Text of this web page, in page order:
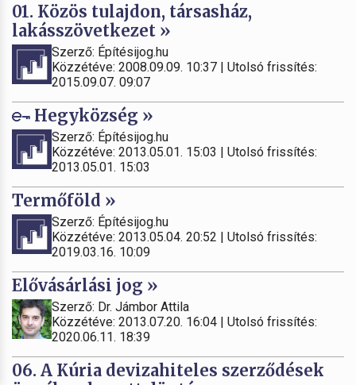
01. Közös tulajdon, társasház,
lakásszövetkezet »
Szerző: Építésijog.hu
Közzétéve: 2008.09.09. 10:37 | Utolsó frissítés:
2015.09.07. 09:07
Hegyközség »
Szerző: Építésijog.hu
Közzétéve: 2013.05.01. 15:03 | Utolsó frissítés:
2013.05.01. 15:03
Termőföld »
Szerző: Építésijog.hu
Közzétéve: 2013.05.04. 20:52 | Utolsó frissítés:
2019.03.16. 10:09
Elővásárlási jog »
Szerző: Dr. Jámbor Attila
Közzétéve: 2013.07.20. 16:04 | Utolsó frissítés:
2020.06.11. 18:39
06. A Kúria devizahiteles szerződések